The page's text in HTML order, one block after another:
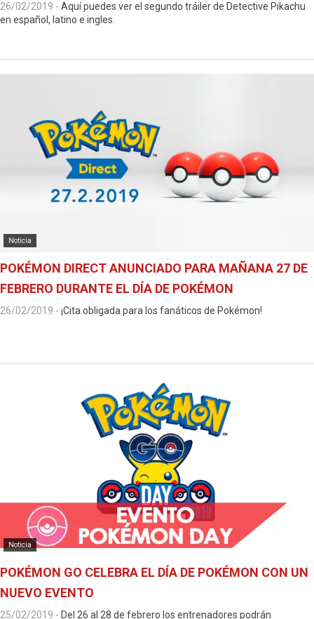
26/02/2019 - Aquí puedes ver el segundo tráiler de Detective Pikachu
en español, latino e ingles.
Noticia
POKÉMON DIRECT ANUNCIADO PARA MAÑANA 27 DE
FEBRERO DURANTE EL DÍA DE POKÉMON
26/02/2019 - ¡Cita obligada para los fanáticos de Pokémon!
Noticia
POKÉMON GO CELEBRA EL DÍA DE POKÉMON CON UN
NUEVO EVENTO
25/02/2019 - Del 26 al 28 de febrero los entrenadores podrán